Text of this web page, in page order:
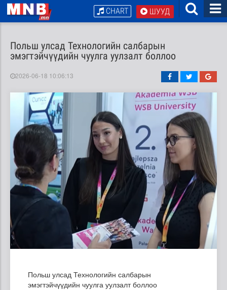
ШУУД
CHART
Польш улсад Технологийн салбарын
эмэгтэйчүүдийн чуулга уулзалт боллоо
2026-06-18 10:06:13
Польш улсад Технологийн салбарын
эмэгтэйчүүдийн чуулга уулзалт боллоо